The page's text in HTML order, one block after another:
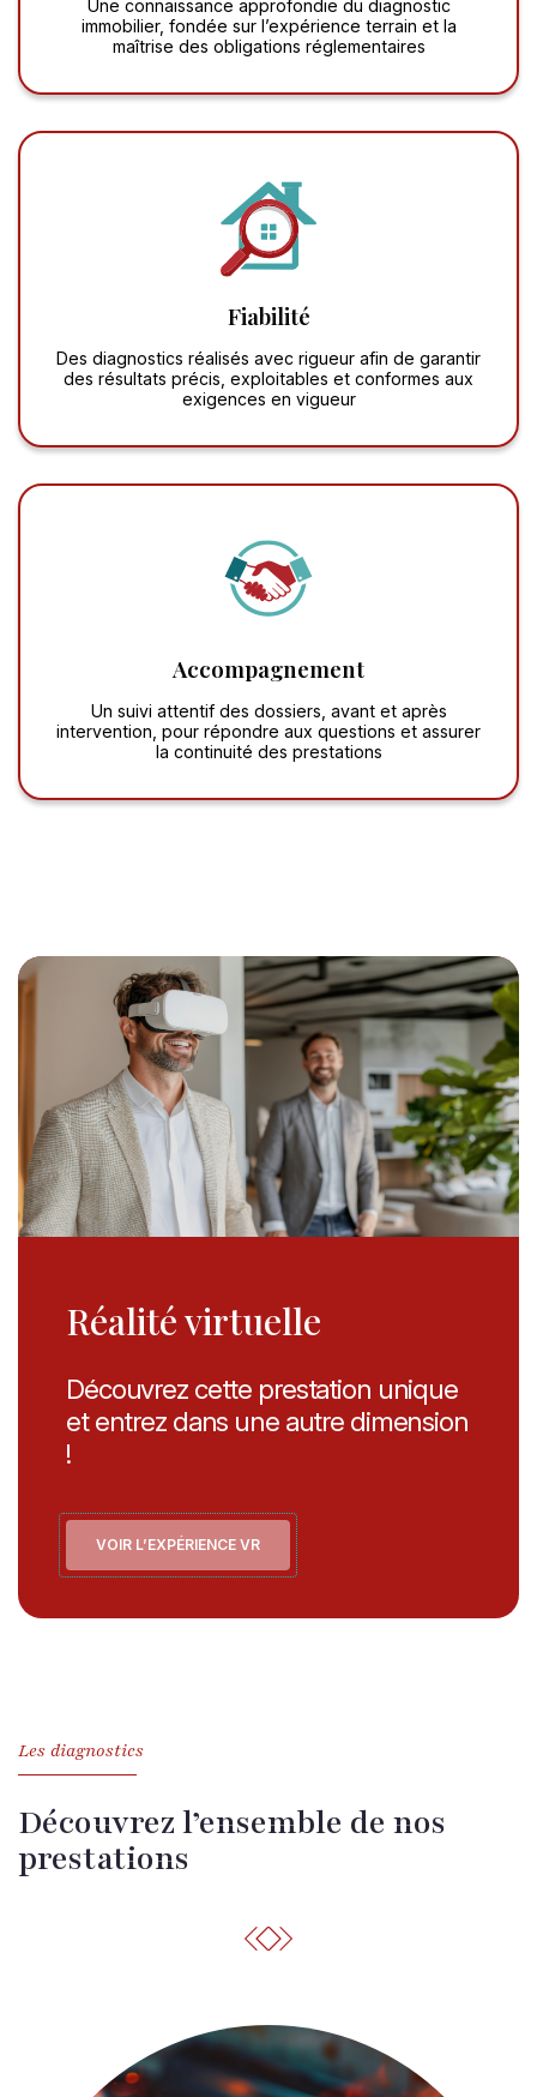
Une connaissance approfondie du diagnostic
immobilier, fondée sur l’expérience terrain et la
maîtrise des obligations réglementaires
Fiabilité
Des diagnostics réalisés avec rigueur afin de garantir
des résultats précis, exploitables et conformes aux
exigences en vigueur
Accompagnement
Un suivi attentif des dossiers, avant et après
intervention, pour répondre aux questions et assurer
la continuité des prestations
Réalité virtuelle
Découvrez cette prestation unique
et entrez dans une autre dimension
!
VOIR L’EXPÉRIENCE VR
Les diagnostics
Découvrez l’ensemble de nos
prestations